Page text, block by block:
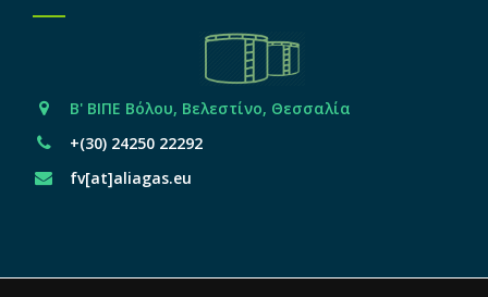
Β' ΒΙΠΕ Βόλου, Βελεστίνο, Θεσσαλία
+(30) 24250 22292
fv[at]aliagas.eu